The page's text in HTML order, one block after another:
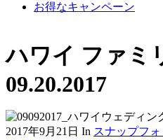
お得なキャンペーン
ハワイ ファミ
09.20.2017
2017年9月21日 In スナップフォ